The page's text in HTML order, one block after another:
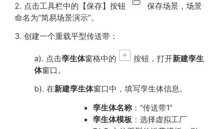
2. 点击工具栏中的【保存】按钮
保存场景，场景
命名为“简易场景演示”。
3. 创建一个重载平型传送带：
a). 点击孪生体窗格中的 按钮，打开新建孪生
体窗口。
b). 在新建孪生体窗口中，填写孪生体信息。
孪生体名称 ：“传送带1”
孪生体模板 ：选择虚拟工厂